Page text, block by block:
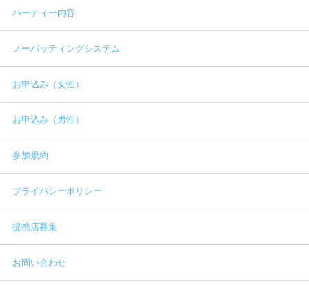
パーティー内容
ノーバッティングシステム
お申込み（女性）
お申込み（男性）
参加規約
プライバシーポリシー
提携店募集
お問い合わせ